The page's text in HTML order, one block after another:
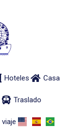
Hoteles Casa
Traslado